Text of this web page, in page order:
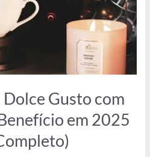
Gusto com
em 2025